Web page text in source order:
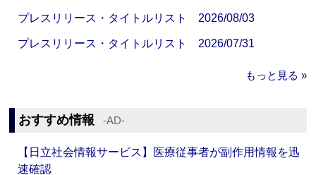
プレスリリース・タイトルリスト 2026/08/03
プレスリリース・タイトルリスト 2026/07/31
もっと見る »
おすすめ情報 ‐AD‐
【日立社会情報サービス】医療従事者が副作用情報を迅
速確認